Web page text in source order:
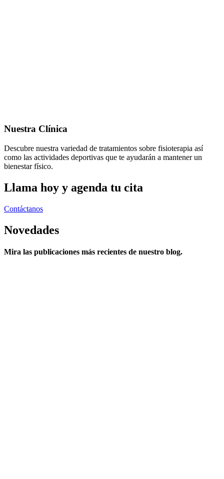
Nuestra Clínica
Descubre nuestra variedad de tratamientos sobre fisioterapia así
como las actividades deportivas que te ayudarán a mantener un
bienestar físico.
Llama hoy y agenda tu cita
Contáctanos
Novedades
Mira las publicaciones más recientes de nuestro blog.